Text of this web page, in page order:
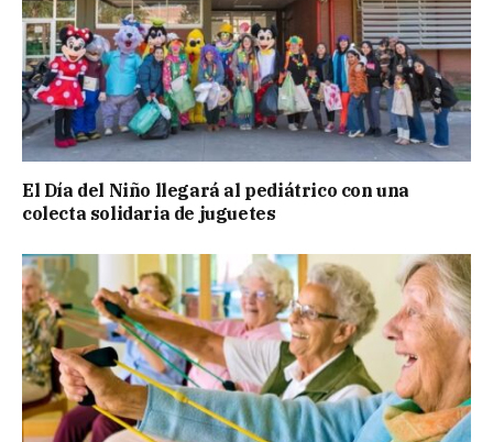
El Día del Niño llegará al pediátrico con una
colecta solidaria de juguetes